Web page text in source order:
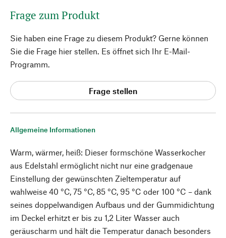
Allgemeine Informationen
Warm, wärmer, heiß: Dieser formschöne Wasserkocher
aus Edelstahl ermöglicht nicht nur eine gradgenaue
Einstellung der gewünschten Zieltemperatur auf
wahlweise 40 °C, 75 °C, 85 °C, 95 °C oder 100 °C – dank
seines doppelwandigen Aufbaus und der Gummidichtung
im Deckel erhitzt er bis zu 1,2 Liter Wasser auch
geräuscharm und hält die Temperatur danach besonders
Frage zum Produkt
Sie haben eine Frage zu diesem Produkt? Gerne können
Sie die Frage hier stellen. Es öffnet sich Ihr E-Mail-
Programm.
Frage stellen